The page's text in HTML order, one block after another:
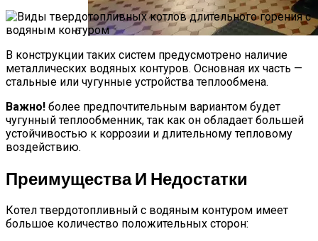
Как Работает Паровой Котел —
Назначение И Типы
В конструкции таких систем предусмотрено наличие
металлических водяных контуров. Основная их часть —
стальные или чугунные устройства теплообмена.
Важно! более предпочтительным вариантом будет
чугунный теплообменник, так как он обладает большей
устойчивостью к коррозии и длительному тепловому
воздействию.
Преимущества И Недостатки
Котел твердотопливный с водяным контуром имеет
большое количество положительных сторон: